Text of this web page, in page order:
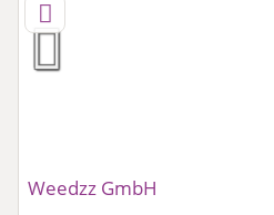
Weedzz GmbH